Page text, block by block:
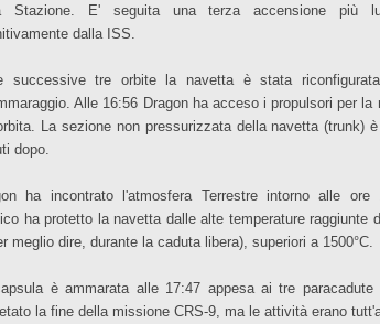
Stazione. E' seguita una terza accensione più
dalla ISS.
successive tre orbite la navetta è stata
Alle 16:56 Dragon ha acceso i propulsori per la
La sezione non pressurizzata della navetta (trunk)
dopo.
ha incontrato l'atmosfera Terrestre intorno alle
ha protetto la navetta dalle alte temperature raggiunte
meglio dire, durante la caduta libera), superiori a 1500°C.
è ammarata alle 17:47 appesa ai tre paracadute
la fine della missione CRS-9, ma le attività erano